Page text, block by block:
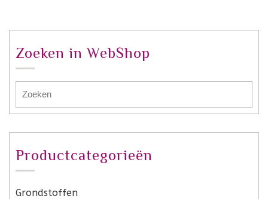
Zoeken in WebShop
Productcategorieën
Grondstoffen